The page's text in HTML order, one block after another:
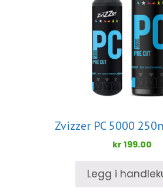
Zvizzer PC 5000
kr 199.00
Legg i